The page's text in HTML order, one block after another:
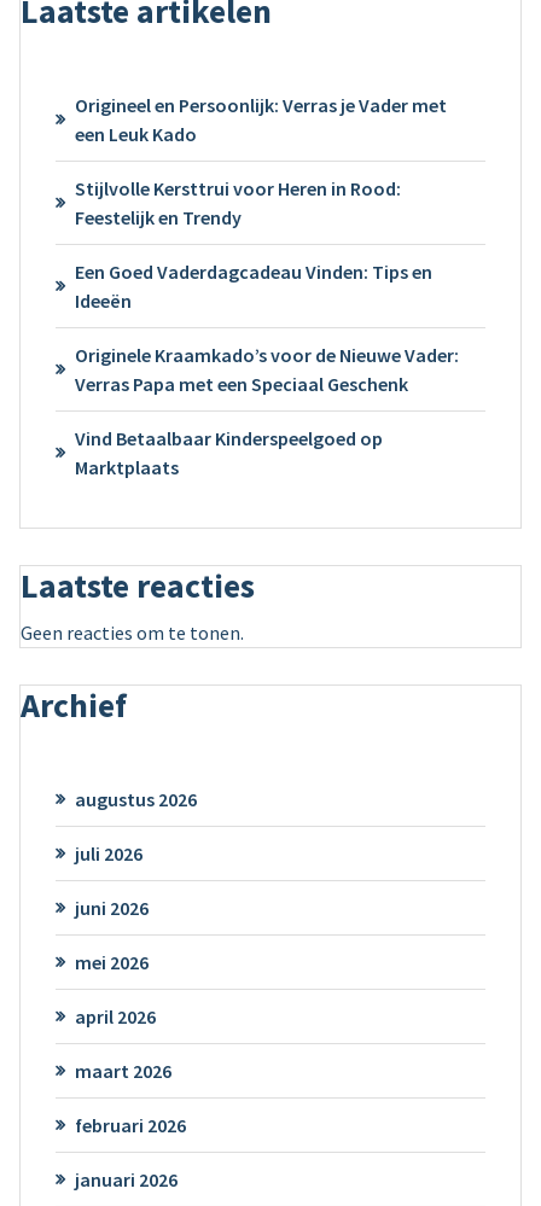
Laatste artikelen
Origineel en Persoonlijk: Verras je Vader met
een Leuk Kado
Stijlvolle Kersttrui voor Heren in Rood:
Feestelijk en Trendy
Een Goed Vaderdagcadeau Vinden: Tips en
Ideeën
Originele Kraamkado’s voor de Nieuwe Vader:
Verras Papa met een Speciaal Geschenk
Vind Betaalbaar Kinderspeelgoed op
Marktplaats
Laatste reacties
Geen reacties om te tonen.
Archief
augustus 2026
juli 2026
juni 2026
mei 2026
april 2026
maart 2026
februari 2026
januari 2026